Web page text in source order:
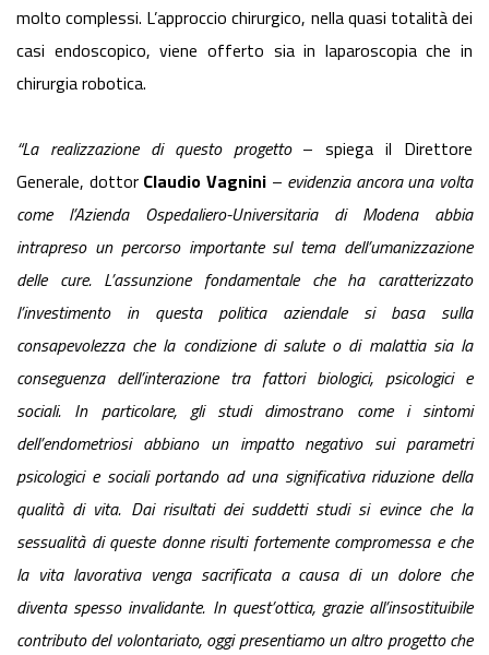
molto complessi. L’approccio chirurgico, nella quasi totalità dei
casi endoscopico, viene offerto sia in laparoscopia che in
chirurgia robotica.
“La realizzazione di questo progetto– spiega il Direttore
Generale, dottor Claudio Vagnini – evidenzia ancora una volta
come l’Azienda Ospedaliero-Universitaria di Modena abbia
intrapreso un percorso importante sul tema dell’umanizzazione
delle cure. L’assunzione fondamentale che ha caratterizzato
l’investimento in questa politica aziendale si basa sulla
consapevolezza che la condizione di salute o di malattia sia la
conseguenza dell’interazione tra fattori biologici, psicologici e
sociali. In particolare, gli studi dimostrano come i sintomi
dell’endometriosi abbiano un impatto negativo sui parametri
psicologici e sociali portando ad una significativa riduzione della
qualità di vita. Dai risultati dei suddetti studi si evince che la
sessualità di queste donne risulti fortemente compromessa e che
la vita lavorativa venga sacrificata a causa di un dolore che
diventa spesso invalidante. In quest’ottica, grazie all’insostituibile
contributo del volontariato, oggi presentiamo un altro progetto che